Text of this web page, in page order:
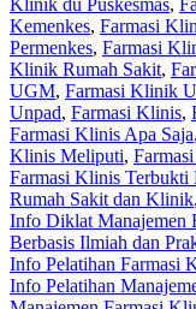
Kemenkes, Farmasi
Permenkes, Farmasi
Klinik Rumah Sakit,
UGM, Farmasi Klinik
Unpad, Farmasi Klinis,
Farmasi Klinis Apa Saja,
Klinis Meliputi,
Farmasi Klinis Terbukti
Rumah Sakit dan Klinik,
Info Diklat Manajemen
Berbasis Ilmiah dan
Info Pelatihan Farmasi
Info Pelatihan